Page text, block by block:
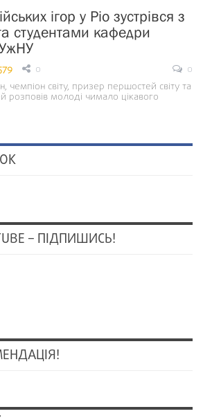
ігор у Ріо зустрівся з
студентами кафедри
0
0
чемпіон світу, призер першостей світу та
розповів молоді чимало цікавого
– ПІДПИШИСЬ!